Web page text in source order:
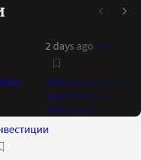
2 days ago
Индикатор Bank of
максимальный
2021 года